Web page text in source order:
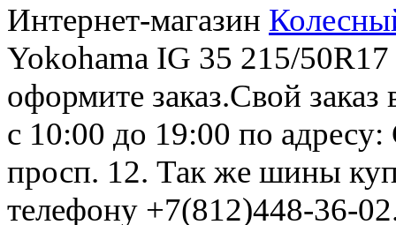
Интернет-магазин
Yokohama IG 35 215/
оформите заказ.Свой заказ
с 10:00 до 19:00 по
просп. 12. Так же шины
телефону +7(812)448-36-